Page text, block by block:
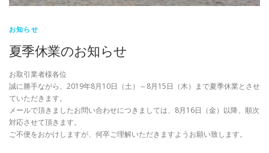
お知らせ
夏季休業のお知らせ
お取引業者様各位
誠に勝手ながら、2019年8月10日（土）～8月15日（木）まで夏季休業とさせ
ていただきます。
メールで頂きましたお問い合わせにつきましては、8月16日（金）以降、順次
対応させて頂きます。
ご不便をおかけしますが、何卒ご理解いただきますようお願い致します。